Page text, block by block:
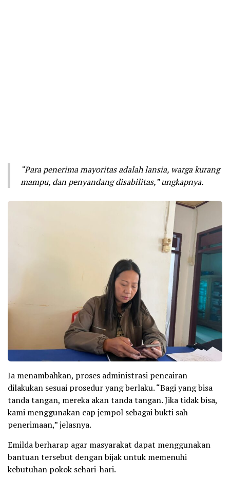
“Para penerima mayoritas adalah lansia, warga kurang
mampu, dan penyandang disabilitas,” ungkapnya.
Ia menambahkan, proses administrasi pencairan
dilakukan sesuai prosedur yang berlaku. “Bagi yang bisa
tanda tangan, mereka akan tanda tangan. Jika tidak bisa,
kami menggunakan cap jempol sebagai bukti sah
penerimaan,” jelasnya.
Emilda berharap agar masyarakat dapat menggunakan
bantuan tersebut dengan bijak untuk memenuhi
kebutuhan pokok sehari-hari.